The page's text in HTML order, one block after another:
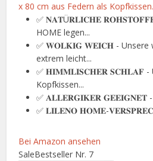
x 80 cm aus Federn als
✅ 𝐍𝐀𝐓Ü𝐑𝐋𝐈𝐂𝐇𝐄 𝐑𝐎𝐇𝐒𝐓𝐎𝐅𝐅𝐄
HOME legen...
✅ 𝐖𝐎𝐋𝐊𝐈𝐆 𝐖𝐄𝐈𝐂𝐇 - Unsere
extrem leicht...
✅ 𝐇𝐈𝐌𝐌𝐋𝐈𝐒𝐂𝐇𝐄𝐑 𝐒𝐂𝐇𝐋𝐀𝐅 -
Kopfkissen...
✅ 𝐀𝐋𝐋𝐄𝐑𝐆𝐈𝐊𝐄𝐑 𝐆𝐄𝐄𝐈𝐆𝐍𝐄𝐓 -
✅ 𝐋𝐈𝐋𝐄𝐍𝐎 𝐇𝐎𝐌𝐄-
Bei Amazon ansehen
SaleBestseller Nr. 7